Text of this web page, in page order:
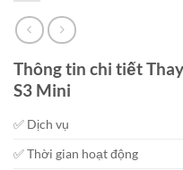
Thông tin chi tiết
S3 Mini
✅ Dịch vụ
✅ Thời gian hoạt động